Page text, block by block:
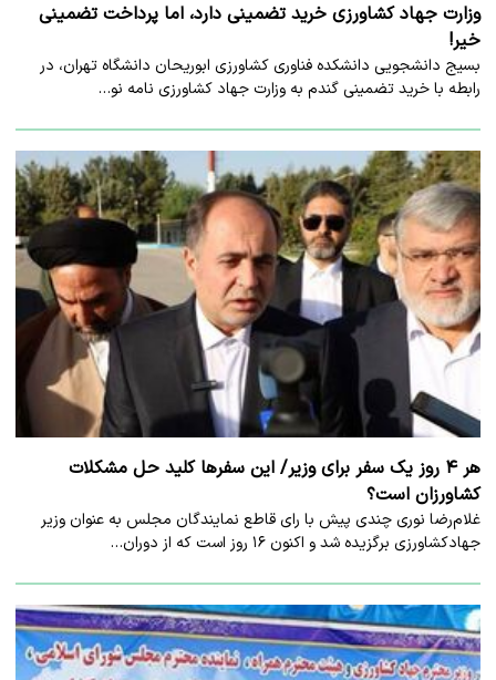
وزارت جهاد کشاورزی خرید تضمینی دارد، اما پرداخت تضمینی
خیر!
بسیج دانشجویی دانشکده فناوری کشاورزی ابوریحان دانشگاه تهران، در
رابطه با خرید تضمینی گندم به وزارت جهاد کشاورزی نامه نو…
هر ۴ روز یک سفر برای وزیر/ این سفرها کلید حل مشکلات
کشاورزان است؟
غلام‌رضا نوری چندی پیش با رای قاطع نمایندگان مجلس به عنوان وزیر
جهادکشاورزی برگزیده شد و اکنون ۱۶ روز است که از دوران…